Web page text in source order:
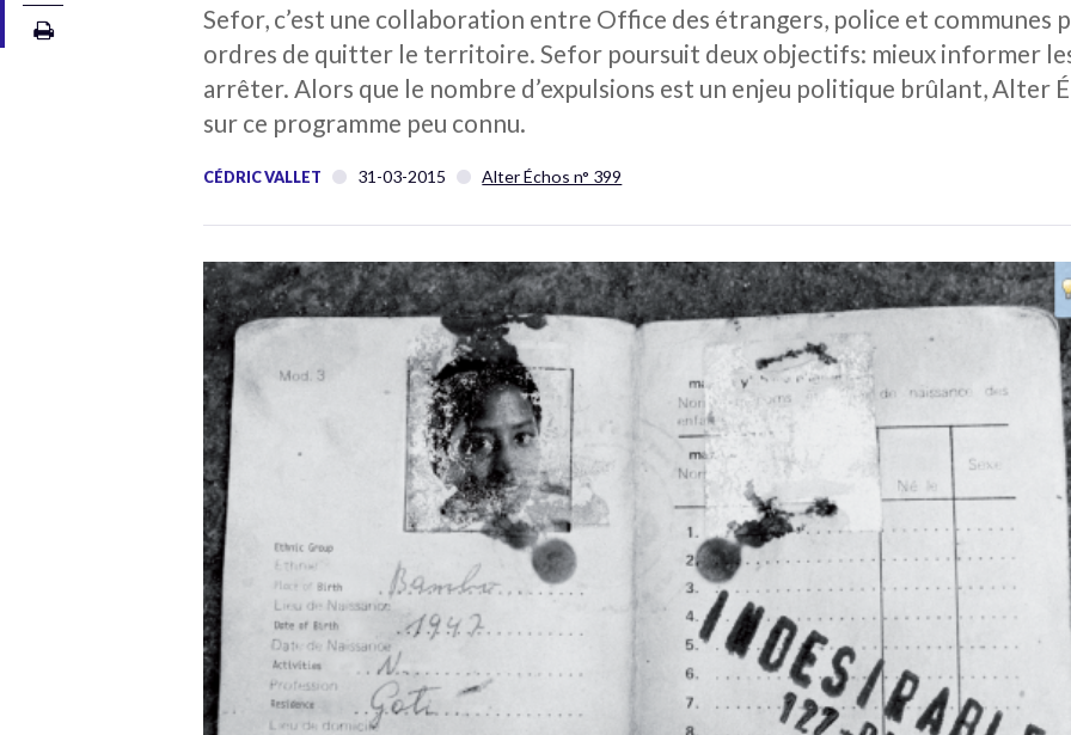
Sefor, c’est une collaboration entre Office des étrangers, police et communes
ordres de quitter le territoire. Sefor poursuit deux objectifs: mieux informer
arrêter. Alors que le nombre d’expulsions est un enjeu politique brûlant, Alter
sur ce programme peu connu.
CÉDRIC VALLET 31-03-2015 Alter Échos n° 399